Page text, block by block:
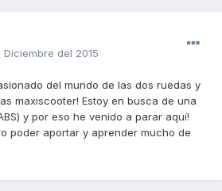
Diciembre del 2015
del mundo de las dos ruedas y
maxiscooter! Estoy en busca de una
y por eso he venido a parar aquí!
poder aportar y aprender mucho de